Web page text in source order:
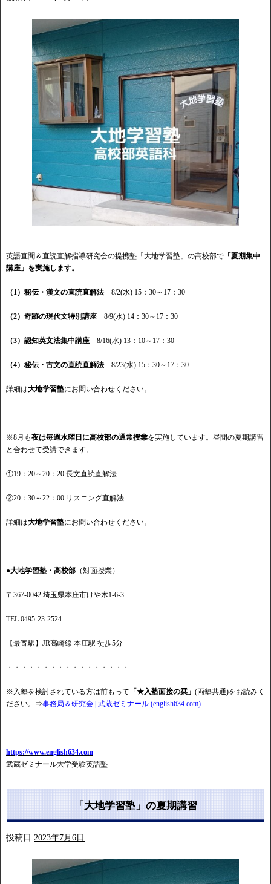
英語直聞＆直読直解指導研究会の提携塾「大地学習塾」の高校部で 「夏期集中
講座」を実施します。
（1）秘伝・漢文の直読直解法 8/2(水) 15：30～17：30
（2）奇跡の現代文特別講座 8/9(水) 14：30～17：30
（3）認知英文法集中講座 8/16(水) 13：10～17：30
（4）秘伝・古文の直読直解法 8/23(水) 15：30～17：30
詳細は大地学習塾にお問い合わせください。
※8月も夜は毎週水曜日に高校部の通常授業を実施しています。昼間の夏期講習
と合わせて受講できます。
①19：20～20：20 長文直読直解法
②20：30～22：00 リスニング直解法
詳細は大地学習塾にお問い合わせください。
●大地学習塾・高校部 （対面授業）
〒367-0042 埼玉県本庄市けや木1-6-3
TEL 0495-23-2524
【最寄駅】JR高崎線 本庄駅 徒歩5分
・・・・・・・・・・・・・・・・・
※入塾を検討されている方は前もって 「★入塾面接の栞」 (両塾共通)をお読みく
ださい。⇒事務局＆研究会 | 武蔵ゼミナール (english634.com)
https://www.english634.com
武蔵ゼミナール大学受験英語塾
「大地学習塾」の夏期講習
投稿日 2023年7月6日